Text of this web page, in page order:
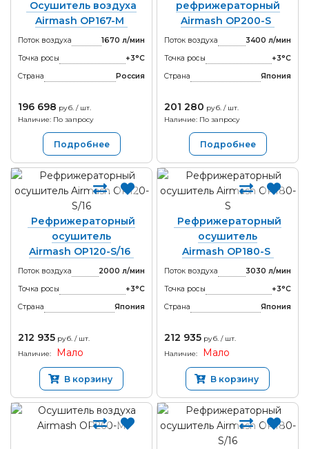
Осушитель воздуха
Airmash OP167-M
Поток воздуха
1670 л/мин
Точка росы
+3°С
Страна
Россия
196 698 руб. / шт.
Наличие: По запросу
Подробнее
рефрижераторный
Airmash OP200-S
Поток воздуха
3400 л/мин
Точка росы
+3°С
Страна
Япония
201 280 руб. / шт.
Наличие: По запросу
Подробнее
Рефрижераторный
осушитель
Airmash OP120-S/16
Поток воздуха
2000 л/мин
Точка росы
+3°С
Страна
Япония
212 935 руб. / шт.
Наличие:
Мало
В корзину
Рефрижераторный
осушитель
Airmash OP180-S
Поток воздуха
3030 л/мин
Точка росы
+3°С
Страна
Япония
212 935 руб. / шт.
Наличие:
Мало
В корзину